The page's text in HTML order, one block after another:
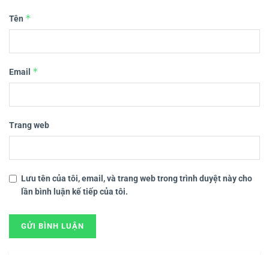
Tên *
Email *
Trang web
Lưu tên của tôi, email, và trang web trong trình duyệt này cho
lần bình luận kế tiếp của tôi.